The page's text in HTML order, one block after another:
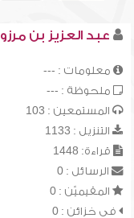
عبد العزيز بن
معلومات : ---
ملحوظة : ---
المستمعين : 103
التنزيل : 1133
قراءة: 1448
الرسائل : 0
المقيميّن : 0
في خزائن : 0